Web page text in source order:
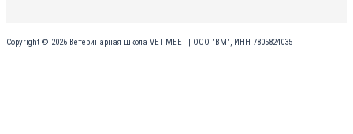
Copyright © 2026 Ветеринарная школа VET MEET | ООО "ВМ", ИНН 7805824035